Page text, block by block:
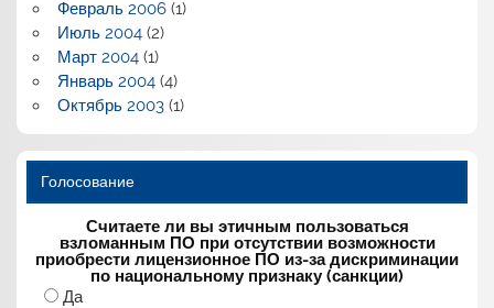
Февраль 2006(1)
Июль 2004(2)
Март 2004(1)
Январь 2004(4)
Октябрь 2003(1)
Голосование
Считаете ли вы этичным пользоваться
взломанным ПО при отсутствии возможности
приобрести лицензионное ПО из-за дискриминации
по национальному признаку (санкции)
Да